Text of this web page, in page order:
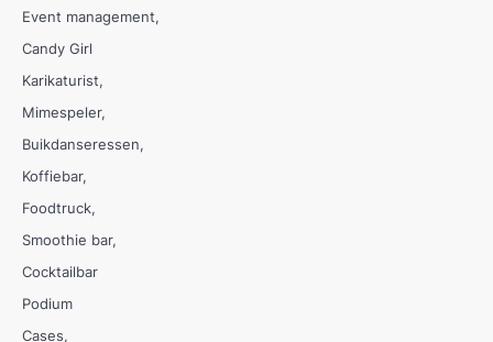
Event management
Candy Girl
Karikaturist
Mimespeler
Buikdanseressen
Koffiebar
Foodtruck
Smoothie bar
Cocktailbar
Podium
Cases